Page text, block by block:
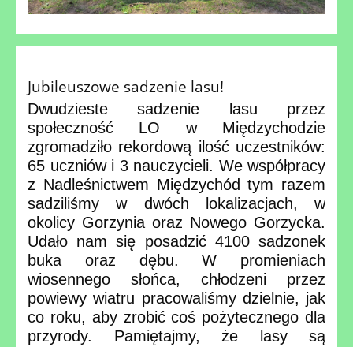
Jubileuszowe sadzenie lasu!
Dwudzieste sadzenie lasu przez
społeczność LO w Międzychodzie
zgromadziło rekordową ilość uczestników:
65 uczniów i 3 nauczycieli. We współpracy
z Nadleśnictwem Międzychód tym razem
sadziliśmy w dwóch lokalizacjach, w
okolicy Gorzynia oraz Nowego Gorzycka.
Udało nam się posadzić 4100 sadzonek
buka oraz dębu. W promieniach
wiosennego słońca, chłodzeni przez
powiewy wiatru pracowaliśmy dzielnie, jak
co roku, aby zrobić coś pożytecznego dla
przyrody. Pamiętajmy, że lasy są